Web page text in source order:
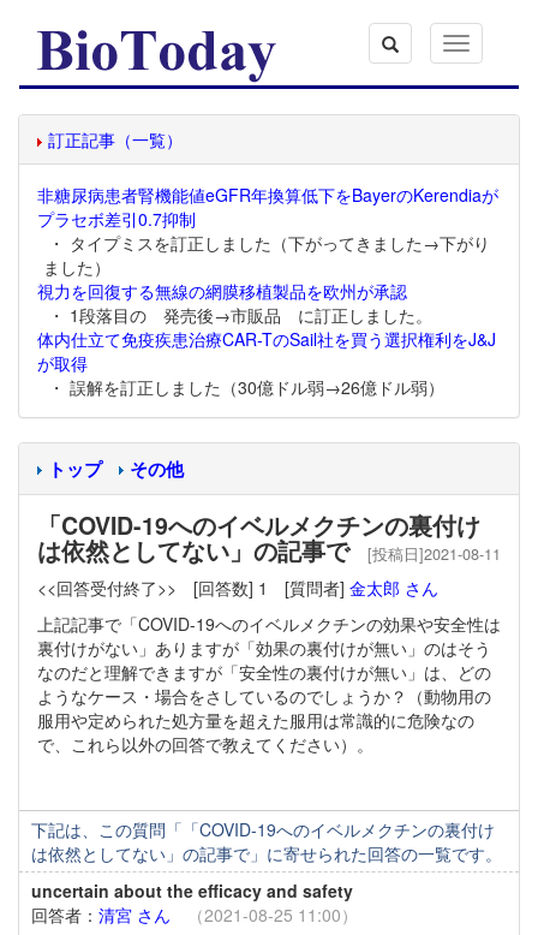
Toggle
navigation
訂正記事（一覧）
非糖尿病患者腎機能値eGFR年換算低下をBayerのKerendiaが
プラセボ差引0.7抑制
・ タイプミスを訂正しました（下がってきました→下がり
ました）
視力を回復する無線の網膜移植製品を欧州が承認
・ 1段落目の 発売後→市販品 に訂正しました。
体内仕立て免疫疾患治療CAR-TのSail社を買う選択権利をJ&J
が取得
・ 誤解を訂正しました（30億ドル弱→26億ドル弱）
トップ その他
「COVID-19へのイベルメクチンの裏付け
は依然としてない」の記事で [投稿日]2021-08-11
<<回答受付終了>> [回答数] 1 [質問者] 金太郎 さん
上記記事で「COVID-19へのイベルメクチンの効果や安全性は
裏付けがない」ありますが「効果の裏付けが無い」のはそう
なのだと理解できますが「安全性の裏付けが無い」は、どの
ようなケース・場合をさしているのでしょうか？（動物用の
服用や定められた処方量を超えた服用は常識的に危険なの
で、これら以外の回答で教えてください）。
下記は、この質問「「COVID-19へのイベルメクチンの裏付け
は依然としてない」の記事で」に寄せられた回答の一覧です。
uncertain about the efficacy and safety
回答者： 清宮 さん
（2021-08-25 11:00）